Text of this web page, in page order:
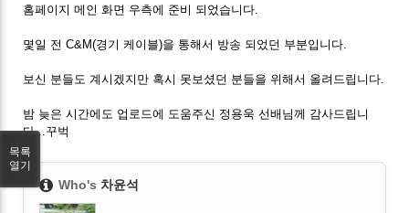
홈페이지 메인 화면 우측에 준비 되었습니다.
몇일 전 C&M(경기 케이블)을 통해서 방송 되었던 부분입니다.
보신 분들도 계시겠지만 혹시 못보셨던 분들을 위해서 올려드립니다.
밤 늦은 시간에도 업로드에 도움주신 정용욱 선배님께 감사드립니
다...꾸벅
Who's 차윤석
목록
열기